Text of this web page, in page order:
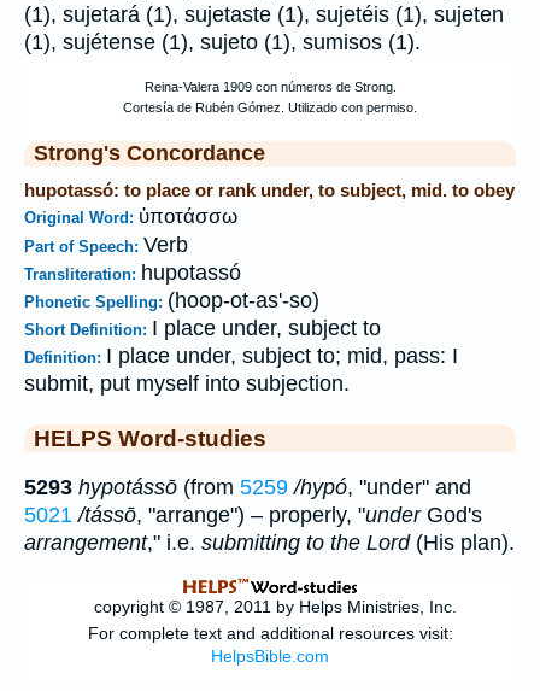
(1), sujetará (1), sujetaste (1), sujetéis (1), sujeten
(1), sujétense (1), sujeto (1), sumisos (1).
Strong's Concordance
hupotassó: to place or rank under, to subject, mid. to obey
Original Word: ὑποτάσσω
Part of Speech: Verb
Transliteration: hupotassó
Phonetic Spelling: (hoop-ot-as'-so)
Short Definition: I place under, subject to
Definition: I place under, subject to; mid, pass: I
submit, put myself into subjection.
HELPS Word-studies
5293 hypotássō (from 5259 /hypó, "under" and
5021 /tássō, "arrange") – properly, "under God's
arrangement," i.e. submitting to the Lord(His plan).